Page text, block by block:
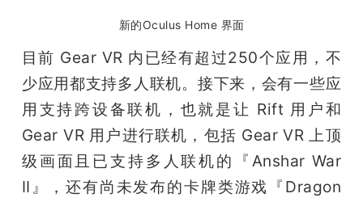
新的Oculus Home 界面
目前 Gear VR 内已经有超过250个应用，不
少应用都支持多人联机。接下来，会有一些应
用支持跨设备联机，也就是让 Rift 用户和
Gear VR 用户进行联机，包括 Gear VR 上顶
级画面且已支持多人联机的『Anshar War
II』，还有尚未发布的卡牌类游戏『Dragon